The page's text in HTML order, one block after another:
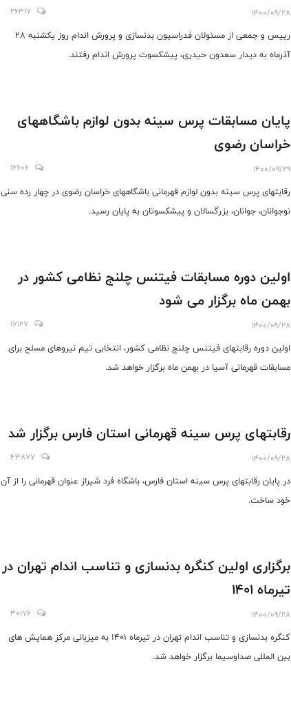
1400/09/28
26317
رییس و جمعی از مسئولان فدراسیون بدنسازی و پرورش اندام روز یکشنبه 28
آذرماه به دیدار سعدون حیدری، پیشکسوت پرورش اندام رفتند.
پایان مسابقات پرس سینه بدون لوازم باشگاههای
خراسان رضوی
1400/09/29
16606
رقابتهای پرس سینه بدون لوازم قهرمانی باشگاههای خراسان رضوی در چهار رده سنی
نوجوانان، جوانان، بزرگسالان و پیشکسوتان به پایان رسید.
اولین دوره مسابقات فیتنس چلنج نظامی کشور در
بهمن ماه برگزار می شود
1400/09/28
17127
اولین دوره رقابتهای فیتنس چلنج نظامی کشور، انتخابی تیم نیروهای مسلح برای
مسابقات قهرمانی آسیا در بهمن ماه برگزار خواهد شد.
رقابتهای پرس سینه قهرمانی استان فارس برگزار شد
1400/09/28
43877
در پایان رقابتهای پرس سینه استان فارس، باشگاه فرد شیراز عنوان قهرمانی را از آن
خود ساخت.
برگزاری اولین کنگره بدنسازی و تناسب اندام تهران در
تیرماه 1401
1400/09/28
30176
کنگره بدنسازی و تناسب اندام تهران در تیرماه 1401 به میزبانی مرکز همایش های
بین المللی صداوسیما برگزار خواهد شد.